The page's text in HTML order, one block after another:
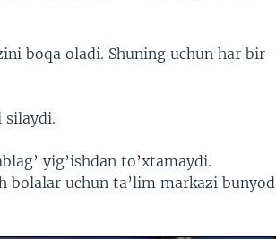
boqa oladi. Shuning uchun har bir
silaydi.
yig’ishdan to’xtamaydi.
bolalar uchun ta’lim markazi bunyod